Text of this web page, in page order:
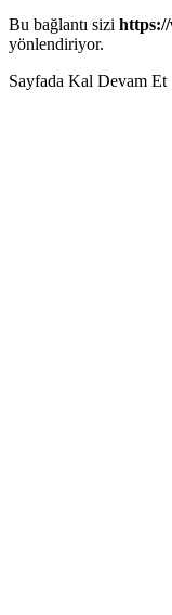
Bu bağlantı sizi
yönlendiriyor.
Sayfada Kal Devam Et